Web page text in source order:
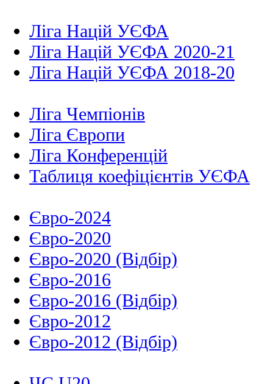
Ліга Націй УЄФА
Ліга Націй УЄФА 2020-21
Ліга Націй УЄФА 2018-20
Ліга Чемпіонів
Ліга Європи
Ліга Конференцій
Таблиця коефіцієнтів УЄФА
Євро-2024
Євро-2020
Євро-2020 (Відбір)
Євро-2016
Євро-2016 (Відбір)
Євро-2012
Євро-2012 (Відбір)